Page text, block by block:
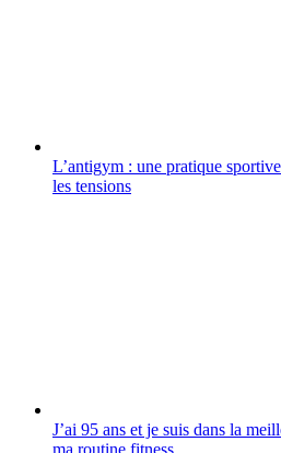
L’antigym : une pratique
les tensions
J’ai 95 ans et je suis dans la